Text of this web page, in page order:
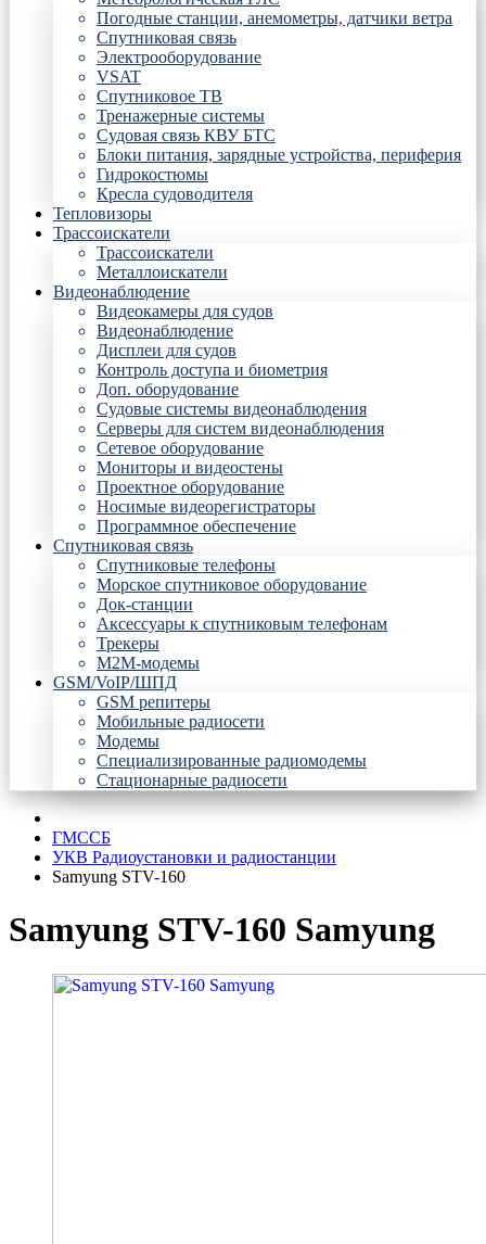
Погодные станции, анемометры, датчики ветра
Спутниковая связь
Электрооборудование
VSAT
Спутниковое ТВ
Тренажерные системы
Судовая связь КВУ БТС
Блоки питания, зарядные устройства, периферия
Гидрокостюмы
Кресла судоводителя
Тепловизоры
Трассоискатели
Трассоискатели
Металлоискатели
Видеонаблюдение
Видеокамеры для судов
Видеонаблюдение
Дисплеи для судов
Контроль доступа и биометрия
Доп. оборудование
Судовые системы видеонаблюдения
Серверы для систем видеонаблюдения
Сетевое оборудование
Мониторы и видеостены
Проектное оборудование
Носимые видеорегистраторы
Программное обеспечение
Спутниковая связь
Спутниковые телефоны
Морское спутниковое оборудование
Док-станции
Аксессуары к спутниковым телефонам
Трекеры
М2М-модемы
GSM/VoIP/ШПД
GSM репитеры
Мобильные радиосети
Модемы
Специализированные радиомодемы
Стационарные радиосети
ГМССБ
УКВ Радиоустановки и радиостанции
Samyung STV-160
Samyung STV-160 Samyung